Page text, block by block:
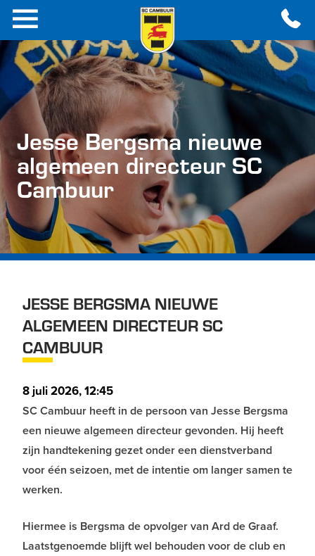
Jesse Bergsma nieuwe
algemeen directeur SC
Cambuur
JESSE BERGSMA NIEUWE
ALGEMEEN DIRECTEUR SC
CAMBUUR
8 juli 2026, 12:45
SC Cambuur heeft in de persoon van Jesse Bergsma
een nieuwe algemeen directeur gevonden. Hij heeft
zijn handtekening gezet onder een dienstverband
voor één seizoen, met de intentie om langer samen te
werken.
Hiermee is Bergsma de opvolger van Ard de Graaf.
Laatstgenoemde blijft wel behouden voor de club en